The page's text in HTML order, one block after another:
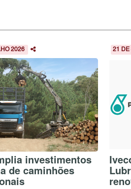
2026
investimentos
de caminhões
21 DE